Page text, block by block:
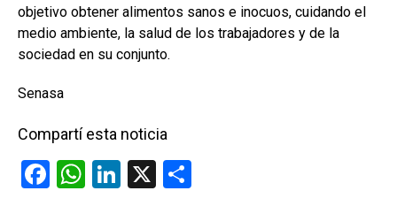
objetivo obtener alimentos sanos e inocuos, cuidando el
medio ambiente, la salud de los trabajadores y de la
sociedad en su conjunto.
Senasa
Compartí esta noticia
F
W Li
X